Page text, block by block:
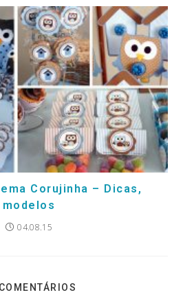
Corujinha – Dicas,
modelos
04.08.15